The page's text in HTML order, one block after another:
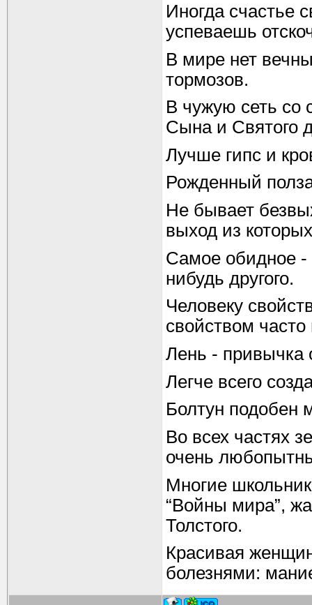
Иногда счастье
успеваешь
В мире нет
тормозов.
В чужую сеть со
Сына и Святого
Лучше гипс и
Рожденный
Не бывает
выход из
Самое обидное -
нибудь другого.
Человеку
свойством
Лень - привычка
Легче всего
Болтун подобен
Во всех частях
очень
Многие
“Войны мира”,
Толстого.
Красивая
болезнями: